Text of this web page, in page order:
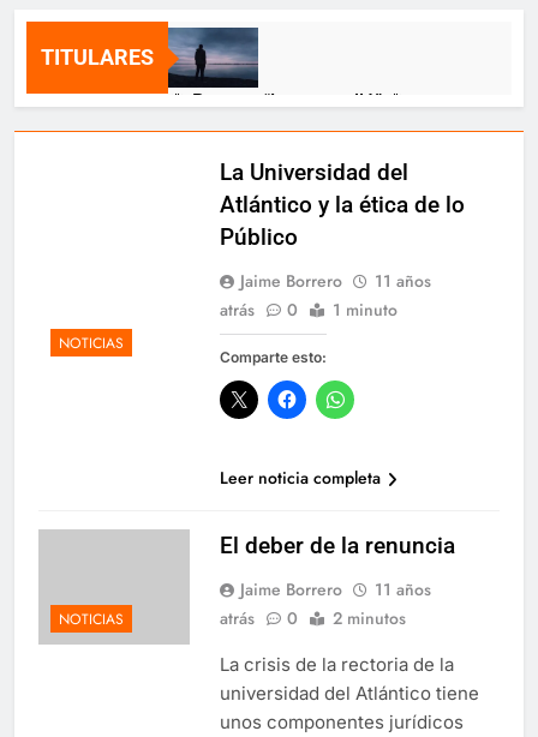
TITULARES
🌹 Poema: “Lo que callé” 🌹
12 Meses Atrás
🎂 ¡Feliz cumpleaños, Jeimy Munzón!
12 Meses Atrás
Danilo Hernández: El sueño cumplido
de un hombre luchador
12 Meses Atrás
12 Meses Atrás
“¿Críticas técnicas o ataques
electorales? La verdad sobre nuestra
universidad”
12 Meses Atrás
NOTICIAS
La Universidad del
Atlántico y la ética de lo
Público
Jaime Borrero
11 años
atrás
0 1 minuto
Comparte esto:
Leer noticia completa
NOTICIAS
El deber de la renuncia
Jaime Borrero
11 años
atrás
0 2 minutos
La crisis de la rectoria de la
universidad del Atlántico tiene
unos componentes jurídicos